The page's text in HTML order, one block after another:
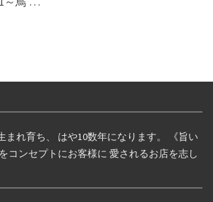
まれ育ち、 はや10数年になります。 《旨い
コンセプトにお客様に 愛されるお店を志し